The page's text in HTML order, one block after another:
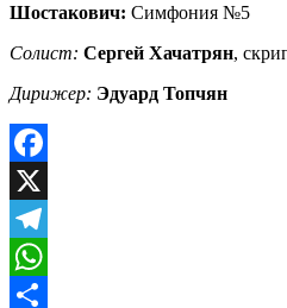
Шостакович: Симфония №5
Солист: Сергей Хачатрян,
Дирижер: Эдуард Топчян
Facebook
X
Telegram
WhatsApp